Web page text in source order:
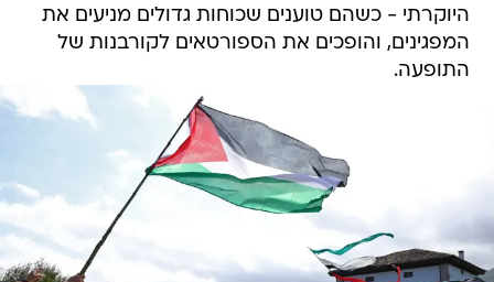
היוקרתי - כשהם טוענים שכוחות גדולים מניעים את
המפגינים, והופכים את הספורטאים לקורבנות של
התופעה.